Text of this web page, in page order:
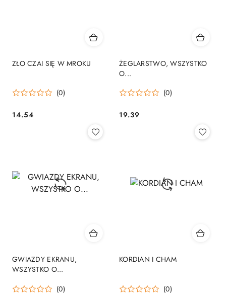
ZŁO CZAI SIĘ W MROKU
(0)
Cena:
14.54
ŻEGLARSTWO, WSZYSTKO
O...
(0)
Cena:
19.39
GWIAZDY EKRANU,
WSZYSTKO O...
(0)
KORDIAN I CHAM
(0)